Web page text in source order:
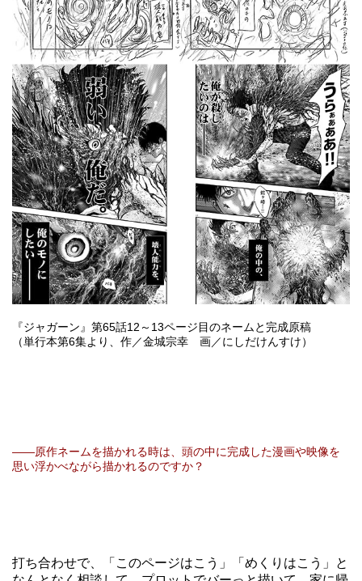
『ジャガーン』第65話12～13ページ目のネームと完成原稿
（単行本第6集より、作／金城宗幸 画／にしだけんすけ）
――原作ネームを描かれる時は、頭の中に完成した漫画や映像を
思い浮かべながら描かれるのですか？
打ち合わせで、「このページはこう」「めくりはこう」と